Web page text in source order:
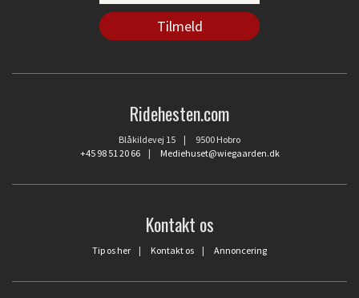
Ridehesten.com
Blåkildevej 15 | 9500 Hobro
+45 98 51 20 66| Mediehuset@wiegaarden.dk
Kontakt os
Tip os her | Kontakt os | Annoncering